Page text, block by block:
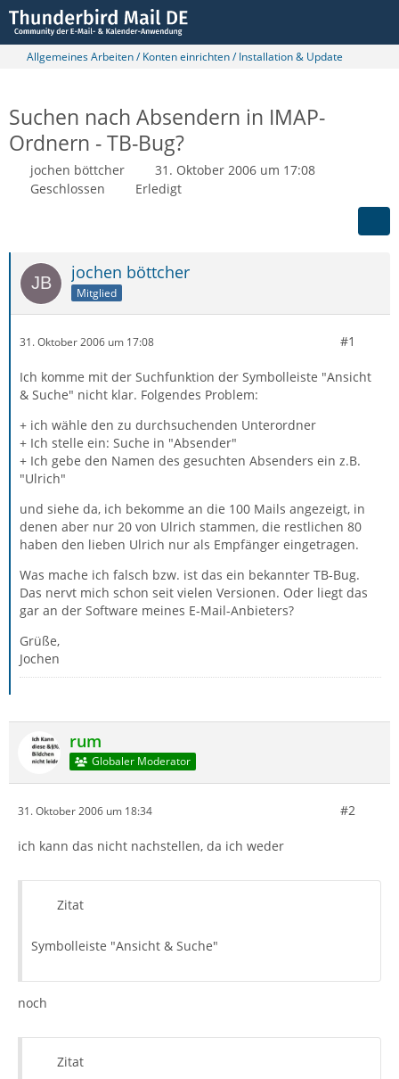
Allgemeines Arbeiten / Konten einrichten / Installation & Update
Suchen nach Absendern in IMAP-
Ordnern - TB-Bug?
jochen böttcher
31. Oktober 2006 um 17:08
Geschlossen
Erledigt
jochen böttcher
Mitglied
31. Oktober 2006 um 17:08 #1
Ich komme mit der Suchfunktion der Symbolleiste "Ansicht
& Suche" nicht klar. Folgendes Problem:
+ ich wähle den zu durchsuchenden Unterordner
+ Ich stelle ein: Suche in "Absender"
+ Ich gebe den Namen des gesuchten Absenders ein z.B.
"Ulrich"
und siehe da, ich bekomme an die 100 Mails angezeigt, in
denen aber nur 20 von Ulrich stammen, die restlichen 80
haben den lieben Ulrich nur als Empfänger eingetragen.
Was mache ich falsch bzw. ist das ein bekannter TB-Bug.
Das nervt mich schon seit vielen Versionen. Oder liegt das
gar an der Software meines E-Mail-Anbieters?
Grüße,
Jochen
rum
Globaler Moderator
31. Oktober 2006 um 18:34 #2
ich kann das nicht nachstellen, da ich weder
Zitat
Symbolleiste "Ansicht & Suche"
noch
Zitat